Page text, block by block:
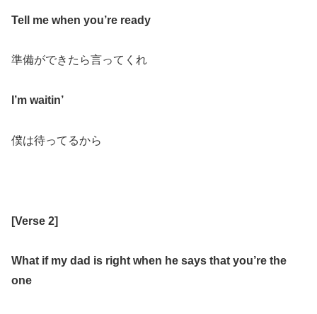
Tell me when you’re ready
準備ができたら言ってくれ
I’m waitin’
僕は待ってるから
[Verse 2]
What if my dad is right when he says that you’re the
one